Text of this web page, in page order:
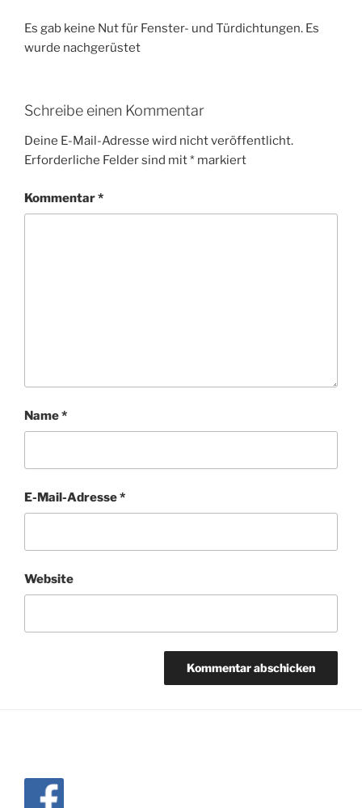
Es gab keine Nut für Fenster- und Türdichtungen. Es
wurde nachgerüstet
Schreibe einen Kommentar
Deine E-Mail-Adresse wird nicht veröffentlicht.
Erforderliche Felder sind mit* markiert
Kommentar*
Name*
E-Mail-Adresse*
Website